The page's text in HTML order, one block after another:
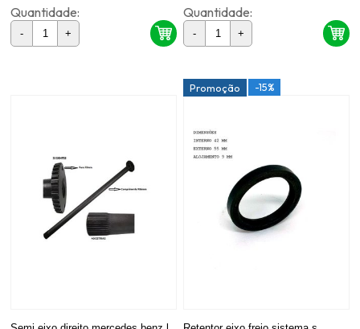
Quantidade:
- +
Quantidade:
- +
Promoção -15%